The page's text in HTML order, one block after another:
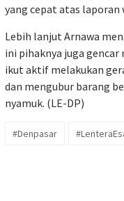
yang cepat atas laporan
Lebih lanjut Arnawa
ini pihaknya juga
ikut aktif melakukan
dan mengubur barang
nyamuk. (LE-DP)
#Denpasar